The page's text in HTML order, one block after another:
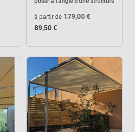
à partir de 179,00 €
89,50 €